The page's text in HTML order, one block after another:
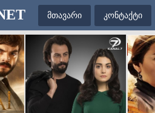
მთავარი კონტაქტი